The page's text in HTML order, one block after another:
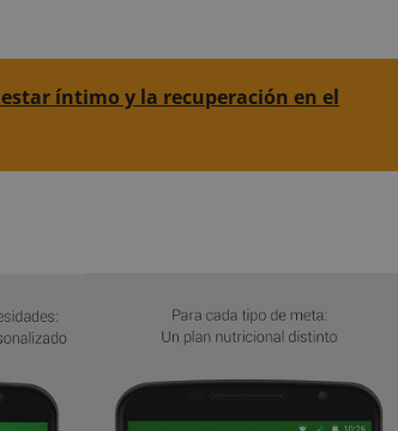
íntimo y la recuperación en el